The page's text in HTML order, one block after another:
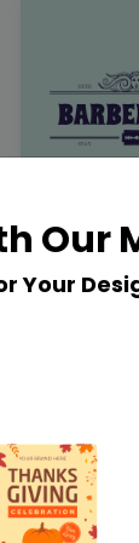
Our
Your